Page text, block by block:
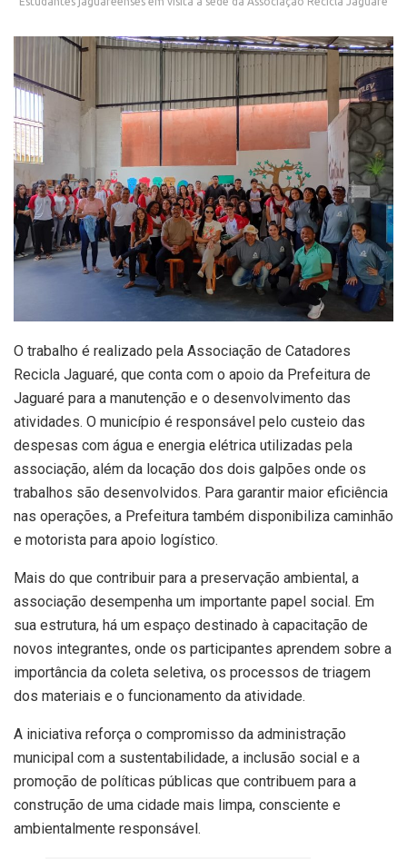
O trabalho é realizado pela Associação de Catadores
Recicla Jaguaré, que conta com o apoio da Prefeitura de
Jaguaré para a manutenção e o desenvolvimento das
atividades. O município é responsável pelo custeio das
despesas com água e energia elétrica utilizadas pela
associação, além da locação dos dois galpões onde os
trabalhos são desenvolvidos. Para garantir maior eficiência
nas operações, a Prefeitura também disponibiliza caminhão
e motorista para apoio logístico.
Mais do que contribuir para a preservação ambiental, a
associação desempenha um importante papel social. Em
sua estrutura, há um espaço destinado à capacitação de
novos integrantes, onde os participantes aprendem sobre a
importância da coleta seletiva, os processos de triagem
dos materiais e o funcionamento da atividade.
A iniciativa reforça o compromisso da administração
municipal com a sustentabilidade, a inclusão social e a
promoção de políticas públicas que contribuem para a
construção de uma cidade mais limpa, consciente e
ambientalmente responsável.